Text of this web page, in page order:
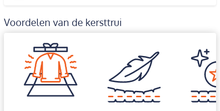
Voordelen van de kersttrui